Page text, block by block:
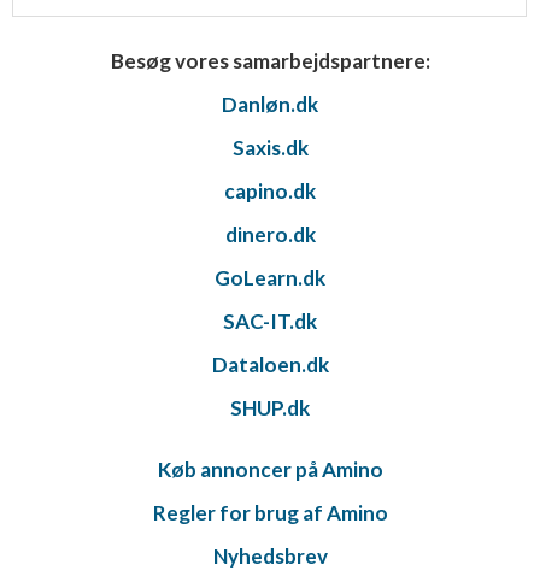
Besøg vores samarbejdspartnere:
Danløn.dk
Saxis.dk
capino.dk
dinero.dk
GoLearn.dk
SAC-IT.dk
Dataloen.dk
SHUP.dk
Køb annoncer på Amino
Regler for brug af Amino
Nyhedsbrev